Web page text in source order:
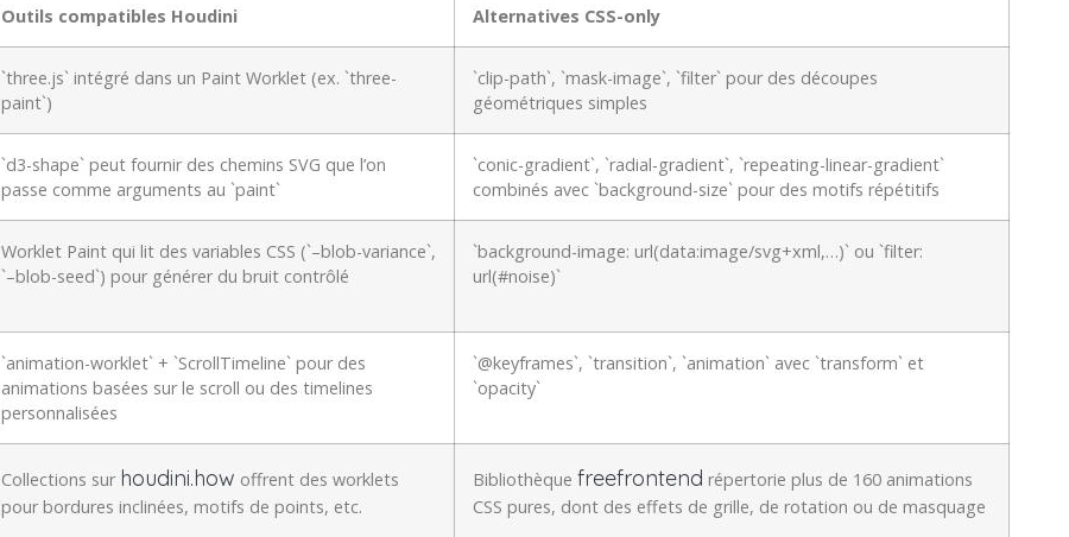
Outils compatibles Houdini Alternatives CSS-only
`three.js` intégré dans un Paint Worklet (ex. `three-
paint`)
`clip-path`, `mask-image`, `filter` pour des découpes
géométriques simples
`d3-shape` peut fournir des chemins SVG que l’on
passe comme arguments au `paint`
`conic-gradient`, `radial-gradient`, `repeating-linear-gradient`
combinés avec `background-size` pour des motifs répétitifs
Worklet Paint qui lit des variables CSS (`–blob-variance`,
`–blob-seed`) pour générer du bruit contrôlé
`background-image: url(data:image/svg+xml,…)` ou `filter:
url(#noise)`
`animation-worklet` + `ScrollTimeline` pour des
animations basées sur le scroll ou des timelines
personnalisées
`@keyframes`, `transition`, `animation` avec `transform` et
`opacity`
Collections sur houdini.how offrent des worklets
pour bordures inclinées, motifs de points, etc.
Bibliothèque freefrontend répertorie plus de 160 animations
CSS pures, dont des effets de grille, de rotation ou de masquage